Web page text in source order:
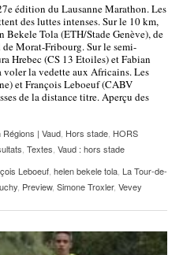
édition du Lausanne Marathon. Les
des luttes intenses. Sur le 10 km,
Bekele Tola (ETH/Stade Genève), de
Morat-Fribourg. Sur le semi-
Hrebec (CS 13 Etoiles) et Fabian
la vedette aux Africains. Les
et François Leboeuf (CABV
de la distance titre. Aperçu des
Régions | Vaud Hors stade HORS
Textes Vaud : hors stade
Leboeuf helen bekele tola La Tour-de-
Preview, Simone Troxler, Vevey